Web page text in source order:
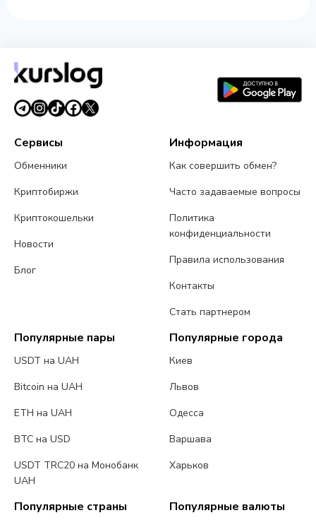
Сервисы
Обменники
Криптобиржи
Криптокошельки
Новости
Блог
Информация
Как совершить обмен?
Часто задаваемые вопросы
Политика
конфиденциальности
Правила использования
Контакты
Стать партнером
Популярные пары
USDT на UAH
Bitcoin на UAH
ETH на UAH
BTC на USD
USDT TRC20 на Монобанк
UAH
Популярные города
Киев
Львов
Одесса
Варшава
Харьков
Популярные страны Популярные валюты